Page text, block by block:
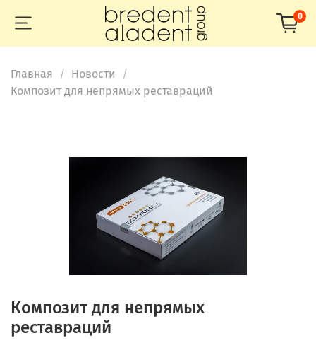
0
Главная
Новости
Композит для непрямых реставраций
Композит для непрямых
реставраций